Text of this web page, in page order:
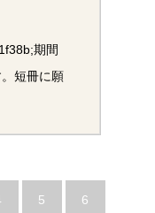
期間
短冊に願
5 6